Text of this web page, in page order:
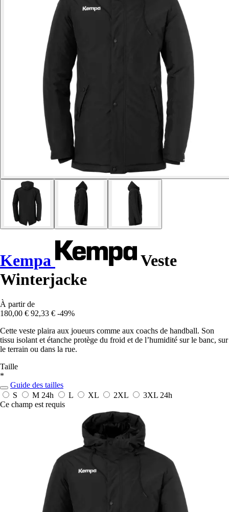
Kempa
Veste
Winterjacke
À partir de
180,00 € 92,33 € -49%
Cette veste plaira aux joueurs comme aux coachs de handball. Son
tissu isolant et étanche protège du froid et de l’humidité sur le banc, sur
le terrain ou dans la rue.
Taille
*
Guide des tailles
S
M 24h L XL 2XL 3XL 24h
Ce champ est requis